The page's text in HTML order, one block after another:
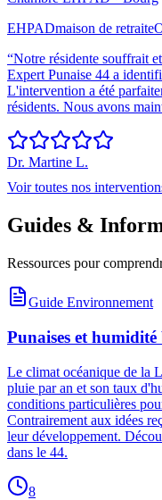
EHPADmaison de retraite
“Notre résidente souffrait
Expert Punaise 44 a
L'intervention a été
résidents. Nous avons
Dr. Martine L.
Voir toutes nos
Guides &
Ressources pour
Guide Environnement
Punaises et
Le climat océanique de la
pluie par an et son taux
conditions particulières
Contrairement aux idées
leur développement.
dans le 44.
8